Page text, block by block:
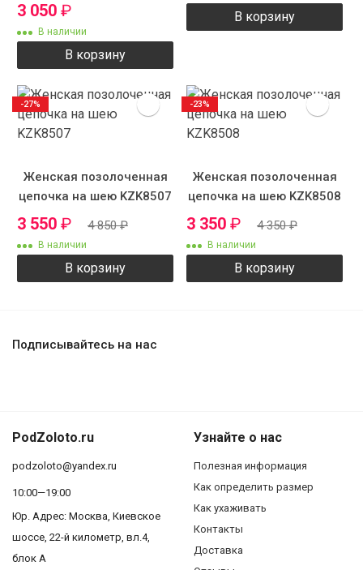
3 050 ₽
В наличии
В корзину
В корзину
Женская позолоченная
цепочка на шею KZK8507
3 550 ₽ 4 850₽
В наличии
В корзину
-27%
Женская позолоченная
цепочка на шею KZK8508
3 350 ₽ 4 350₽
В наличии
В корзину
-23%
Подписывайтесь на нас
PodZoloto.ru
podzoloto@yandex.ru
10:00—19:00
Юр. Адреc: Москва, Киевское
шоссе, 22-й километр, вл.4,
блок А
Узнайте о нас
Полезная информация
Как определить размер
Как ухаживать
Контакты
Доставка